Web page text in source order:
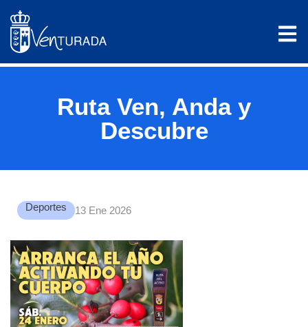
Ruta Ven, Anda y
Descubre
Deportes 13 Ene 2026